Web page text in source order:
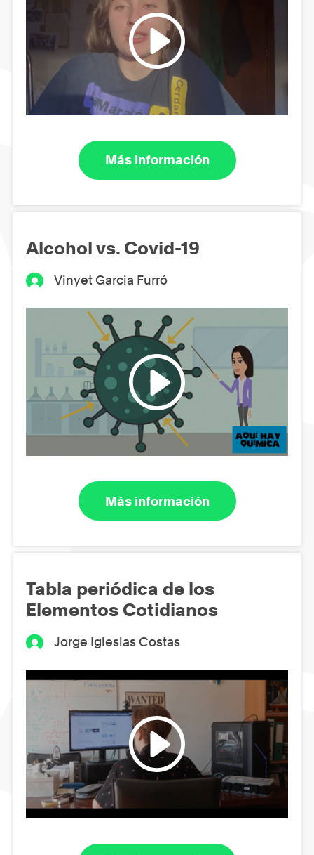
Más información
Alcohol vs. Covid-19
Vinyet Garcia Furró
Más información
Tabla periódica de los
Elementos Cotidianos
Jorge Iglesias Costas